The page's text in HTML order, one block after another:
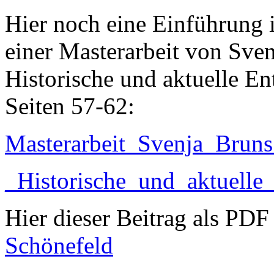
Hier noch eine Einführung
einer Masterarbeit von
Historische und aktuelle
Seiten 57-62:
Hier dieser Beitrag als
Schönefeld